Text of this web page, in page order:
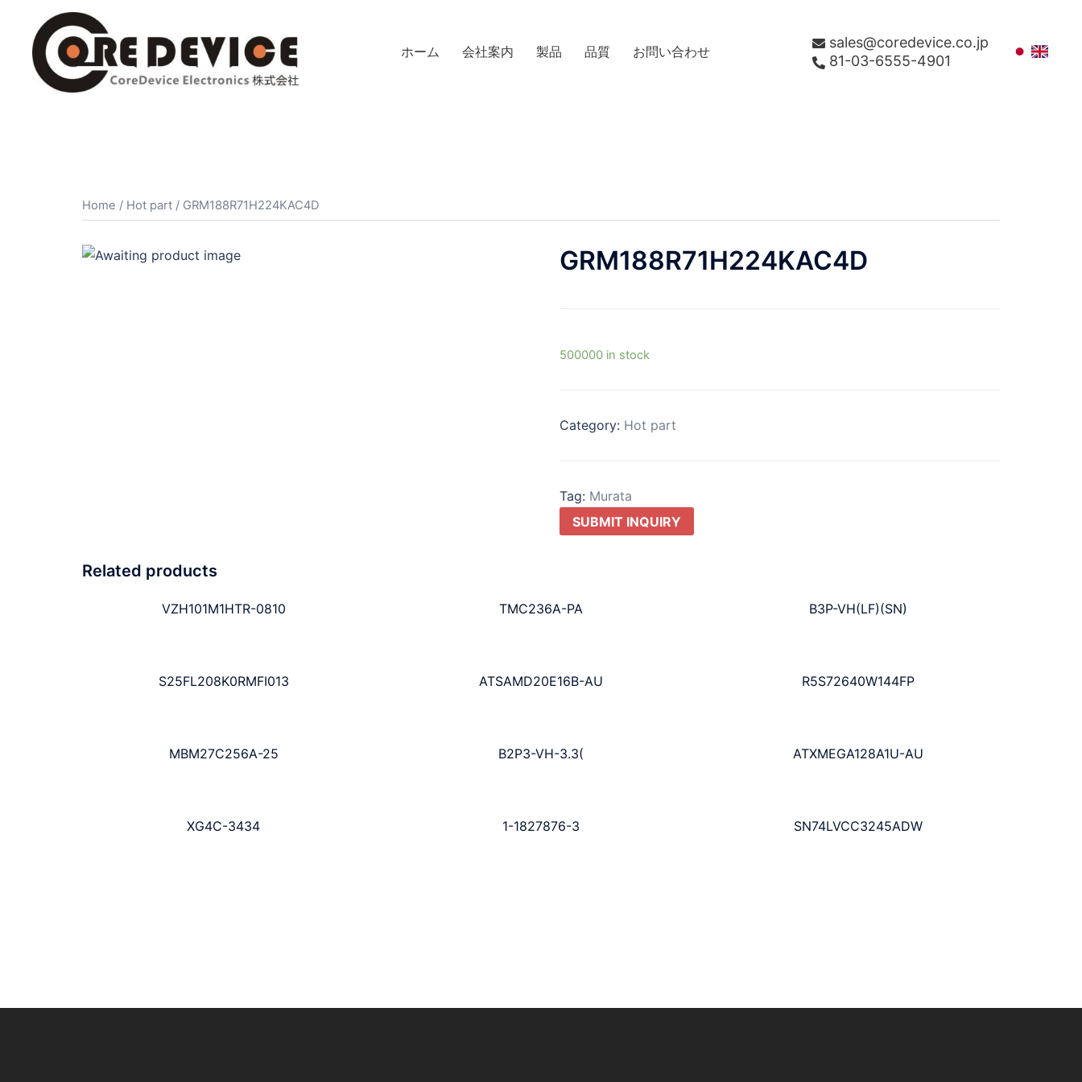
ホーム 会社案内 製品 品質 お問い合わせ
sales@coredevice.co.jp
81-03-6555-4901
Home / Hot part / GRM188R71H224KAC4D
GRM188R71H224KAC4D
500000 in stock
Category: Hot part
Tag: Murata
SUBMIT INQUIRY
Related products
VZH101M1HTR-0810 TMC236A-PA B3P-VH(LF)(SN)
S25FL208K0RMFI013 ATSAMD20E16B-AU R5S72640W144FP
MBM27C256A-25 B2P3-VH-3.3( ATXMEGA128A1U-AU
XG4C-3434 1-1827876-3 SN74LVCC3245ADW